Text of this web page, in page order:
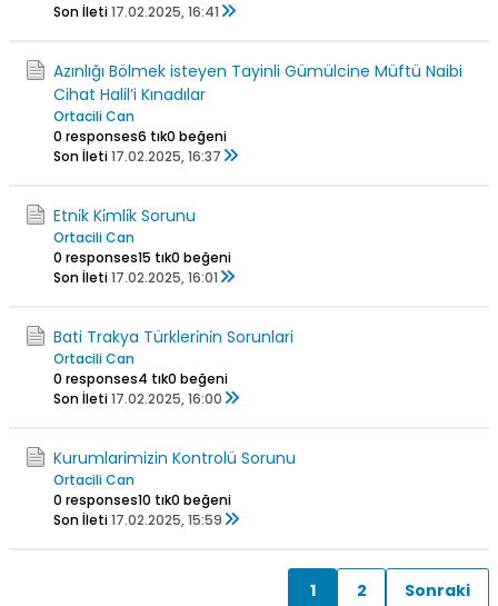
Son İleti17.02.2025, 16:41
Azınlığı Bölmek isteyen Tayinli Gümülcine Müftü Naibi
Cihat Halil’i Kınadılar
Ortacili Can
0 responses6 tık0 beğeni
Son İleti17.02.2025, 16:37
Etni̇k Ki̇mli̇k Sorunu
Ortacili Can
0 responses15 tık0 beğeni
Son İleti17.02.2025, 16:01
Bati Trakya Türkleri̇ni̇n Sorunlari
Ortacili Can
0 responses4 tık0 beğeni
Son İleti17.02.2025, 16:00
Kurumlarimizin Kontrolü Sorunu
Ortacili Can
0 responses10 tık0 beğeni
Son İleti17.02.2025, 15:59
1 2 Sonraki